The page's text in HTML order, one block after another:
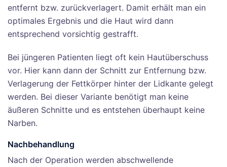
entfernt bzw. zurückverlagert. Damit erhält man ein
optimales Ergebnis und die Haut wird dann
entsprechend vorsichtig gestrafft.
Bei jüngeren Patienten liegt oft kein Hautüberschuss
vor. Hier kann dann der Schnitt zur Entfernung bzw.
Verlagerung der Fettkörper hinter der Lidkante gelegt
werden. Bei dieser Variante benötigt man keine
äußeren Schnitte und es entstehen überhaupt keine
Narben.
Nachbehandlung
Nach der Operation werden abschwellende